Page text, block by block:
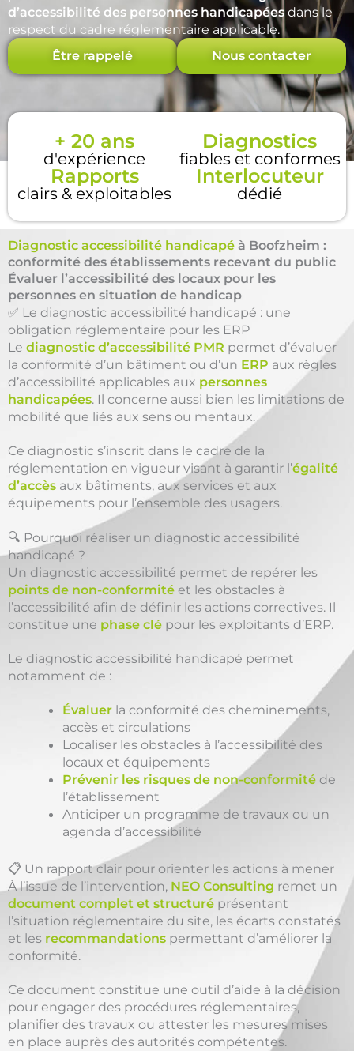
d’accessibilité des personnes handicapées dans le
respect du cadre réglementaire applicable.
Être rappelé Nous contacter
+ 20 ans
d'expérience
Diagnostics
fiables et conformes
Rapports
clairs & exploitables
Interlocuteur
dédié
Diagnostic accessibilité handicapé à Boofzheim :
conformité des établissements recevant du public
Évaluer l’accessibilité des locaux pour les
personnes en situation de handicap
✅ Le diagnostic accessibilité handicapé : une
obligation réglementaire pour les ERP
Le diagnostic d’accessibilité PMR permet d’évaluer
la conformité d’un bâtiment ou d’un ERP aux règles
d’accessibilité applicables aux personnes
handicapées. Il concerne aussi bien les limitations de
mobilité que liés aux sens ou mentaux.
Ce diagnostic s’inscrit dans le cadre de la
réglementation en vigueur visant à garantir l’égalité
d’accès aux bâtiments, aux services et aux
équipements pour l’ensemble des usagers.
🔍 Pourquoi réaliser un diagnostic accessibilité
handicapé ?
Un diagnostic accessibilité permet de repérer les
points de non-conformité et les obstacles à
l’accessibilité afin de définir les actions correctives. Il
constitue une phase clé pour les exploitants d’ERP.
Le diagnostic accessibilité handicapé permet
notamment de :
Évaluer la conformité des cheminements,
accès et circulations
Localiser les obstacles à l’accessibilité des
locaux et équipements
Prévenir les risques de non-conformité de
l’établissement
Anticiper un programme de travaux ou un
agenda d’accessibilité
📋 Un rapport clair pour orienter les actions à mener
À l’issue de l’intervention, NEO Consulting remet un
document complet et structuré présentant
l’situation réglementaire du site, les écarts constatés
et les recommandations permettant d’améliorer la
conformité.
Ce document constitue une outil d’aide à la décision
pour engager des procédures réglementaires,
planifier des travaux ou attester les mesures mises
en place auprès des autorités compétentes.